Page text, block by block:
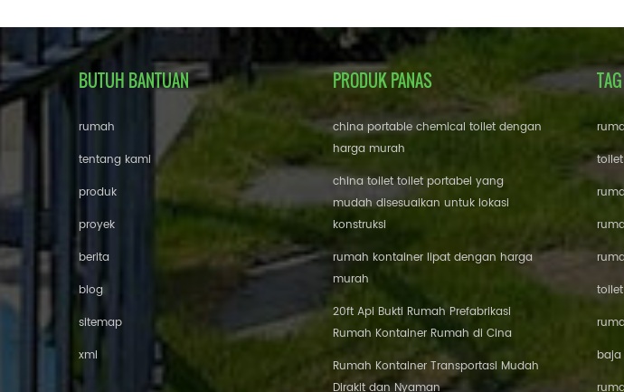
BUTUH BANTUAN
rumah
tentang kami
produk
proyek
berita
blog
sitemap
xml
PRODUK PANAS
china portable chemical toilet dengan
harga murah
china toilet toilet portabel yang
mudah disesuaikan untuk lokasi
konstruksi
rumah kontainer lipat dengan harga
murah
20ft Api Bukti Rumah Prefabrikasi
Rumah Kontainer Rumah di Cina
Rumah Kontainer Transportasi Mudah
Dirakit dan Nyaman